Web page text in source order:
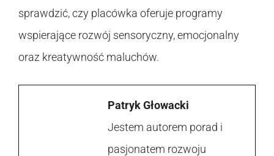
sprawdzić, czy placówka oferuje programy
wspierające rozwój sensoryczny, emocjonalny
oraz kreatywność maluchów.
Patryk Głowacki
Jestem autorem porad i
pasjonatem rozwoju